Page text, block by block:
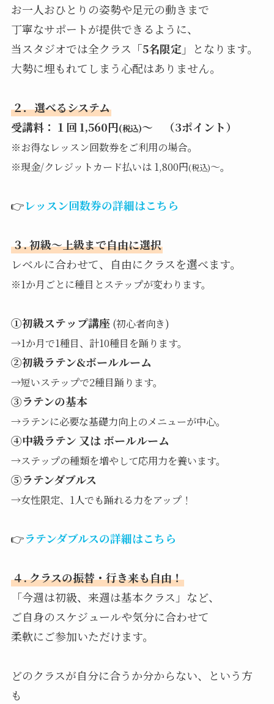
お一人おひとりの姿勢や足元の動きまで
丁寧なサポートが提供できるように、
当スタジオでは全クラス 「5名限定」
となります。
大勢に埋もれてしまう心配はありません。
２．選べるシステム
受講料：１回 1,560円(税込)〜 （3ポイント）
※お得なレッスン回数券をご利用の場合。
※現金/クレジットカード払いは 1,800円(税込)～。
👉レッスン回数券の詳細はこちら
３. 初級〜上級まで自由に選択
レベルに合わせて、自由にクラスを選べます。
※1か月ごとに種目とステップが変わります。
①初級ステップ講座(初心者向き)
→1か月で1種目、計10種目を踊ります。
②初級ラテン&ボールルーム
→短いステップで2種目踊ります。
③ラテンの基本
→ラテンに必要な基礎力向上のメニューが中心。
④中級ラテン 又は ボールルーム
→ステップの種類を増やして応用力を養います。
⑤ラテンダブルス
→女性限定、1人でも踊れる力をアップ！
👉ラテンダブルスの詳細はこちら
４. クラスの振替・行き来も自由！
「今週は初級、来週は基本クラス」など、
ご自身のスケジュールや気分に合わせて
柔軟にご参加いただけます。
どのクラスが自分に合うか分からない、という方
も